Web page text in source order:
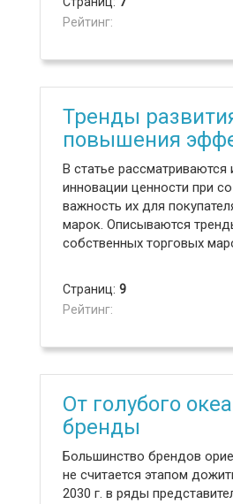
Рейтинг:
Тренды
повышения
В статье
инновации ценности при
важность их для
марок. Описываются
собственных торговых
Страниц: 9
Рейтинг:
От голубого
бренды
Большинство брендов
не считается этапом
2030 г. в ряды